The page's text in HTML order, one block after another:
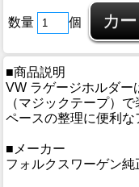
数量 個
■商品説明
VW ラゲージホルダー
（マジックテープ）
ペースの整理に便利な
■メーカー
フォルクスワーゲン